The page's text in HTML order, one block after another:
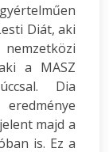
Diát, aki
a MASZ
Dia
majd a
is. Ez a